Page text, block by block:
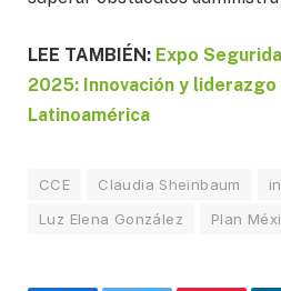
LEE TAMBIÉN: Expo
2025: Innovación y
Latinoamérica
CCE Claudia Sheinbaum
Luz Elena González
Plan